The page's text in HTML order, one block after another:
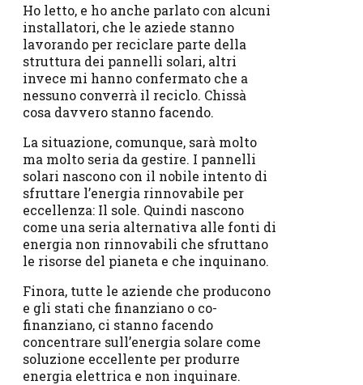
Ho letto, e ho anche parlato con alcuni
installatori, che le aziede stanno
lavorando per reciclare parte della
struttura dei pannelli solari, altri
invece mi hanno confermato che a
nessuno converrà il reciclo. Chissà
cosa davvero stanno facendo.
La situazione, comunque, sarà molto
ma molto seria da gestire. I pannelli
solari nascono con il nobile intento di
sfruttare l’energia rinnovabile per
eccellenza: Il sole. Quindi nascono
come una seria alternativa alle fonti di
energia non rinnovabili che sfruttano
le risorse del pianeta e che inquinano.
Finora, tutte le aziende che producono
e gli stati che finanziano o co-
finanziano, ci stanno facendo
concentrare sull’energia solare come
soluzione eccellente per produrre
energia elettrica e non inquinare.